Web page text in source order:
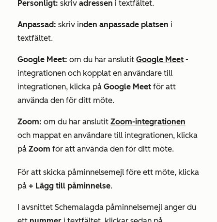
Personligt: skriv adressen i textfältet.
Anpassad: skriv inden anpassade platsen i
textfältet.
Google Meet: om du har anslutit Google Meet -
integrationen och kopplat en användare till
integrationen, klicka på Google Meet för att
använda den för ditt möte.
Zoom: om du har anslutit Zoom-integrationen
och mappat en användare till integrationen, klicka
på Zoom för att använda den för ditt möte.
För att skicka påminnelsemejl före ett möte, klicka
på + Lägg till påminnelse.
I avsnittet Schemalagda påminnelsemejl anger du